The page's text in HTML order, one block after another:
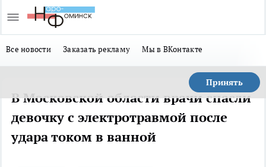
Все новости Заказать рекламу Мы в ВКонтакте
Принять
В Московской области врачи спасли
девочку с электротравмой после
удара током в ванной